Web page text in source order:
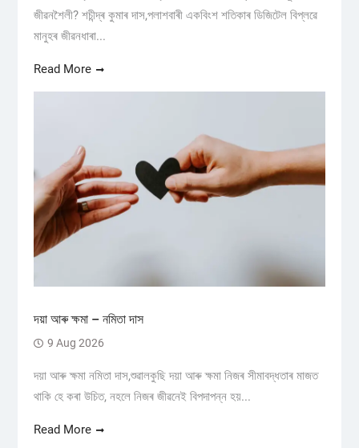
জীৱনশৈলী? শচীন্দ্ৰ কুমাৰ দাস,পলাশবাৰী একবিংশ শতিকাৰ ডিজিটেল বিপ্লৱে
মানুহৰ জীৱনধাৰা...
Read More
দয়া আৰু ক্ষমা – নমিতা দাস
9 Aug 2026
দয়া আৰু ক্ষমা নমিতা দাস,শুৱালকুছি দয়া আৰু ক্ষমা নিজৰ সীমাবদ্ধতাৰ মাজত
থাকি হে কৰা উচিত, নহলে নিজৰ জীৱনেই বিপদাপন্ন হয়...
Read More